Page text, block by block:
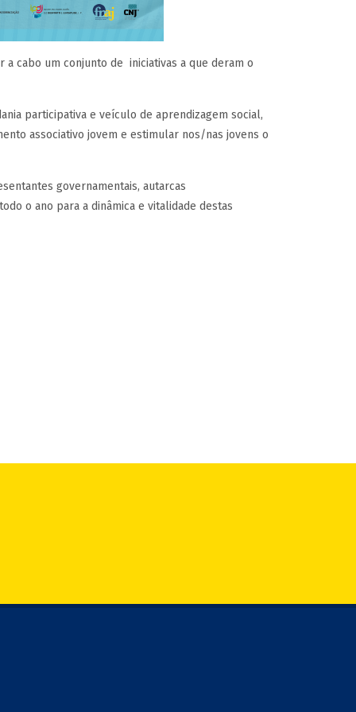
a cabo um conjunto de iniciativas a que deram o
participativa e veículo de aprendizagem social,
associativo jovem e estimular nos/nas jovens o
governamentais, autarcas
o ano para a dinâmica e vitalidade destas